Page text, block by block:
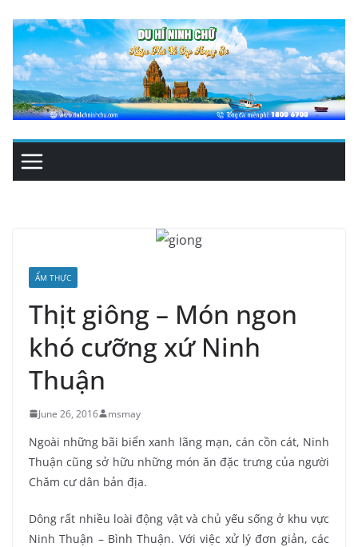
content
ẨM THỰC
Thịt giông – Món ngon
khó cưỡng xứ Ninh
Thuận
June 26, 2016 msmay
Ngoài những bãi biển xanh lãng mạn, cán cồn cát, Ninh
Thuận cũng sở hữu những món ăn đặc trưng của người
Chăm cư dân bản địa.
Dông rất nhiều loài động vật và chủ yếu sống ở khu vực
Ninh Thuận – Bình Thuận. Với việc xử lý đơn giản, các